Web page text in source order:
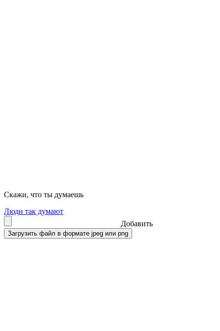
Скажи, что ты думаешь
Люди так думают
Добавить